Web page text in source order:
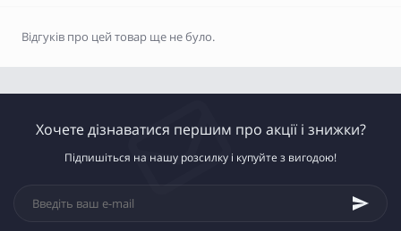
Відгуків про цей товар ще не було.
Хочете дізнаватися першим про акції і знижки?
Підпишіться на нашу розсилку і купуйте з вигодою!